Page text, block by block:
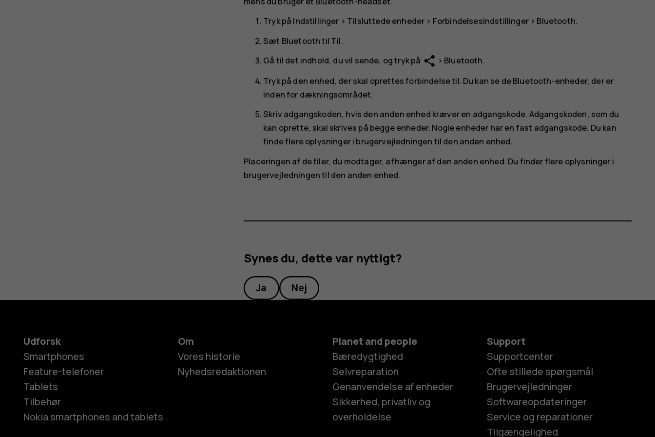
Tryk på Indstillinger > Tilsluttede enheder > Forbindelsesindstillinger> Bluetooth.
Sæt Bluetoothtil Til.
Gå til det indhold, du vil sende, og tryk på share > Bluetooth.
Tryk på den enhed, der skal oprettes forbindelse til. Du kan se de Bluetooth-enheder, der er
inden for dækningsområdet.
Skriv adgangskoden, hvis den anden enhed kræver en adgangskode. Adgangskoden, som du
kan oprette, skal skrives på begge enheder. Nogle enheder har en fast adgangskode. Du kan
finde flere oplysninger i brugervejledningen til den anden enhed.
Placeringen af de filer, du modtager, afhænger af den anden enhed. Du finder flere oplysninger i
brugervejledningen til den anden enhed.
Synes du, dette var nyttigt?
Ja Nej
Udforsk
Smartphones
Feature-telefoner
Tablets
Tilbehør
Nokia smartphones and tablets
Om
Vores historie
Nyhedsredaktionen
Planet and people
Bæredygtighed
Selvreparation
Genanvendelse af enheder
Sikkerhed, privatliv og
overholdelse
Support
Supportcenter
Ofte stillede spørgsmål
Brugervejledninger
Softwareopdateringer
Service og reparationer
Tilgængelighed